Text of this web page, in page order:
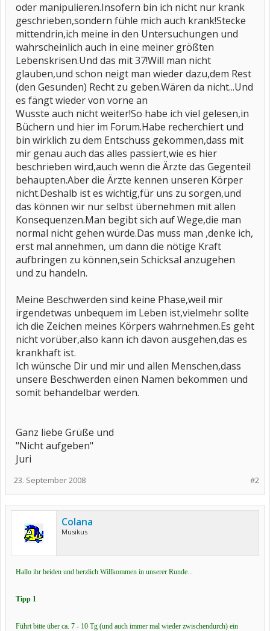
oder manipulieren.Insofern bin ich nicht nur krank
geschrieben,sondern fühle mich auch krank!Stecke
mittendrin,ich meine in den Untersuchungen und
wahrscheinlich auch in eine meiner größten
Lebenskrisen.Und das mit 37!Will man nicht
glauben,und schon neigt man wieder dazu,dem Rest
(den Gesunden) Recht zu geben.Wären da nicht...Und
es fängt wieder von vorne an
Wusste auch nicht weiter!So habe ich viel gelesen,in
Büchern und hier im Forum.Habe recherchiert und
bin wirklich zu dem Entschuss gekommen,dass mit
mir genau auch das alles passiert,wie es hier
beschrieben wird,auch wenn die Ärzte das Gegenteil
behaupten.Aber die Ärzte kennen unseren Körper
nicht.Deshalb ist es wichtig,für uns zu sorgen,und
das können wir nur selbst übernehmen mit allen
Konsequenzen.Man begibt sich auf Wege,die man
normal nicht gehen würde.Das muss man ,denke ich,
erst mal annehmen, um dann die nötige Kraft
aufbringen zu können,sein Schicksal anzugehen
und zu handeln.
Meine Beschwerden sind keine Phase,weil mir
irgendetwas unbequem im Leben ist,vielmehr sollte
ich die Zeichen meines Körpers wahrnehmen.Es geht
nicht vorüber,also kann ich davon ausgehen,das es
krankhaft ist.
Ich wünsche Dir und mir und allen Menschen,dass
unsere Beschwerden einen Namen bekommen und
somit behandelbar werden.
Ganz liebe Grüße und
"Nicht aufgeben"
Juri
#2
23. September 2008
Colana
Musikus
Hallo ihr beiden und herzlich Willkommen in unserer Runde...
Tipp 1
Führt bitte über ca. 7 - 10 Tg (und auch immer mal wieder zwischendurch) ein